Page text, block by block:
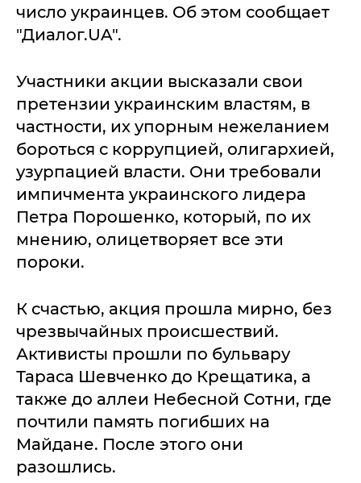
число украинцев. Об этом сообщает
"Диалог.UA".
Участники акции высказали свои
претензии украинским властям, в
частности, их упорным нежеланием
бороться с коррупцией, олигархией,
узурпацией власти. Они требовали
импичмента украинского лидера
Петра Порошенко, который, по их
мнению, олицетворяет все эти
пороки.
К счастью, акция прошла мирно, без
чрезвычайных происшествий.
Активисты прошли по бульвару
Тараса Шевченко до Крещатика, а
также до аллеи Небесной Сотни, где
почтили память погибших на
Майдане. После этого они
разошлись.